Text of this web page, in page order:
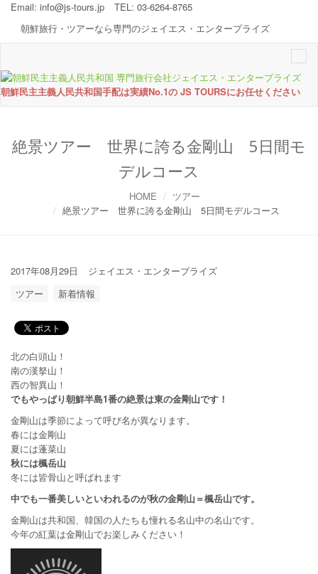
Email: info@js-tours.jp
TEL: 03-6264-8765
朝鮮旅行・ツアーなら専門のジェイエス・エンタープライズ
朝鮮民主主義人民共和国手配は実績No.1の JS TOURSにお任せください
絶景ツアー 世界に誇る金剛山 5日間モ
デルコース
HOME
ツアー
絶景ツアー 世界に誇る金剛山 5日間モデルコース
2017年08月29日
ジェイエス・エンタープライズ
ツアー
新着情報
北の白頭山！
南の漢拏山！
西の智異山！
でもやっぱり朝鮮半島1番の絶景は東の金剛山です！
金剛山は季節によって呼び名が異なります。
春には金剛山
夏には蓬菜山
秋には楓岳山
冬には皆骨山と呼ばれます
中でも一番美しいといわれるのが秋の金剛山＝楓岳山です。
金剛山は共和国、韓国の人たちも憧れる名山中の名山です。
今年の紅葉は金剛山でお楽しみください！